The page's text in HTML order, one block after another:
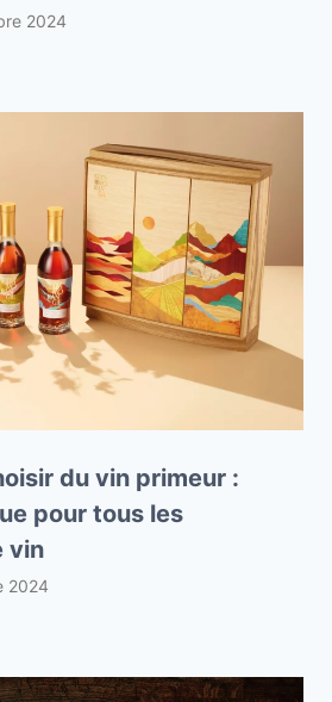
2024
du vin primeur :
pour tous les
vin
2024